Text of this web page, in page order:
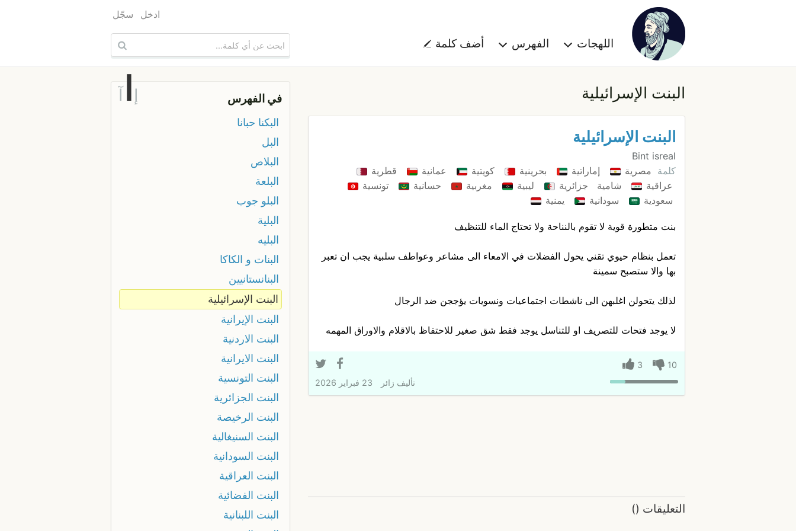
اللهجات الفهرس أضف كلمة
ادخل سجّل
البنت الإسرائيلية
البنت الإسرائيلية
Bint isreal
كلمة مصرية إماراتية بحرينية كويتية عمانية
قطرية
عراقية
شامية جزائرية ليبية مغربية حسانية
تونسية
سعودية
سودانية يمنية
بنت متطورة قوية لا تقوم بالنناحة ولا تحتاج الماء للتنظيف
تعمل بنظام حيوي تقني يحول الفضلات في الامعاء الى مشاعر وعواطف سلبية يجب ان تعبر
بها والا ستصبح سمينة
لذلك يتحولن اغلبهن الى ناشطات اجتماعيات ونسويات يؤججن ضد الرجال
لا يوجد فتحات للتصريف او للتناسل يوجد فقط شق صغير للاحتفاظ بالاقلام والاوراق المهمه
10
3
تأليف زائر 23 فبراير 2026
التعليقات (
)
في الفهرس إ آ
البكنا حبانا
البل
البلاص
البلعة
البلو جوب
البلية
البليه
البنات و الكاكا
البنانستانيين
البنت الإسرائيلية
البنت الإيرانية
البنت الاردنية
البنت الايرانية
البنت التونسية
البنت الجزائرية
البنت الرخيصة
البنت السنيغالية
البنت السودانية
البنت العراقية
البنت الفضائية
البنت اللبنانية